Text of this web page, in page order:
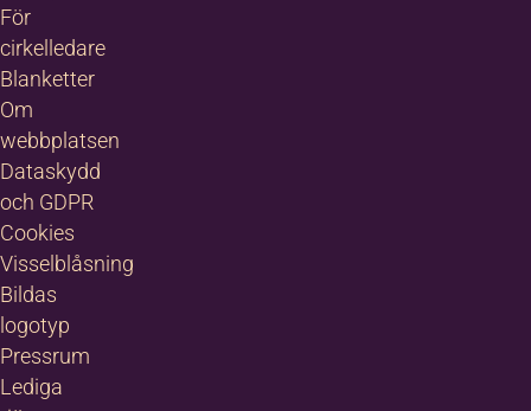
För
cirkelledare
Blanketter
Om
webbplatsen
Dataskydd
och GDPR
Cookies
Visselblåsning
Bildas
logotyp
Pressrum
Lediga